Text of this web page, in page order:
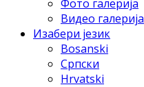
Фото галерија
Видео галерија
Изабери језик
Bosanski
Српски
Hrvatski